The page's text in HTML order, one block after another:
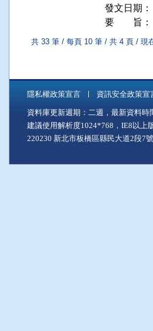
發文日期：
要 旨：
共 33 筆 / 每頁 10 筆 / 共 4 頁 / 現
隱私權政策宣言 資訊安全政策宣
資料庫更新週期：二週，最新資料時
建議使用解析度1024*768，IE8以上
220230 新北市板橋區縣民大道2段7